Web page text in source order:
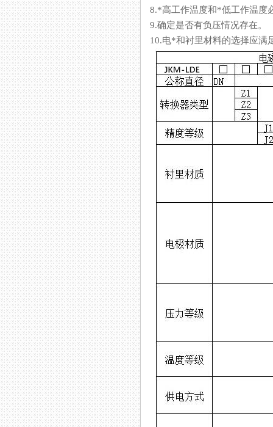
8.*高工作温度和*低工作温度
9.确定是否有负压情况存在。
10.电*和衬里材料的选择应满足